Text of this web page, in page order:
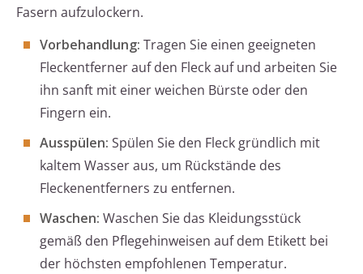
Fasern aufzulockern.
Vorbehandlung: Tragen Sie einen geeigneten
Fleckentferner auf den Fleck auf und arbeiten Sie
ihn sanft mit einer weichen Bürste oder den
Fingern ein.
Ausspülen: Spülen Sie den Fleck gründlich mit
kaltem Wasser aus, um Rückstände des
Fleckenentferners zu entfernen.
Waschen: Waschen Sie das Kleidungsstück
gemäß den Pflegehinweisen auf dem Etikett bei
der höchsten empfohlenen Temperatur.